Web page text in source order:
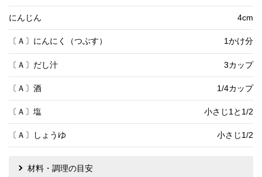
にんじん 4cm
〔Ａ〕にんにく（つぶす） 1かけ分
〔Ａ〕だし汁 3カップ
〔Ａ〕酒 1/4カップ
〔Ａ〕塩 小さじ1と1/2
〔Ａ〕しょうゆ 小さじ1/2
材料・調理の目安